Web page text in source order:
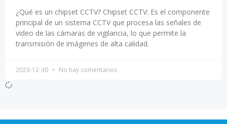
¿Qué es un chipset CCTV? Chipset CCTV: Es el componente
principal de un sistema CCTV que procesa las señales de
video de las cámaras de vigilancia, lo que permite la
transmisión de imágenes de alta calidad.
2023-12-30 No hay comentarios